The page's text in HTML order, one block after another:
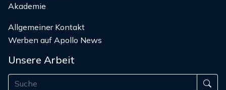
Akademie
Allgemeiner Kontakt
Werben auf Apollo News
Unsere Arbeit